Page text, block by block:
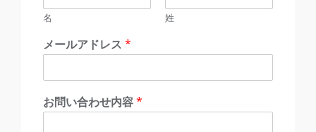
名 姓
メールアドレス *
お問い合わせ内容*